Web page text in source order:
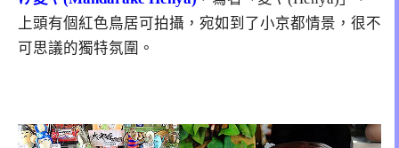
上頭有個紅色鳥居可拍攝，宛如到了小京都情景，很不
可思議的獨特氛圍。